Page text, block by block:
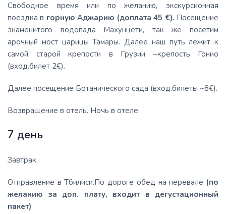
Свободное время или по желанию, экскурсионная
поездка в горную Аджарию (доплата 45 €). Посещение
знаменитого водопада Махунцети, так же посетим
арочный мост царицы Тамары. Далее наш путь лежит к
самой старой крепости в Грузии –крепость Гонио
(вход.билет 2€).
Далее посещение Ботанического сада (вход.билеты ~8€).
Возвращение в отель. Ночь в отеле.
7 день
Завтрак.
Отправление в Тбилиси.По дороге обед на перевале (по
желанию за доп. плату, входит в дегустационный
пакет)